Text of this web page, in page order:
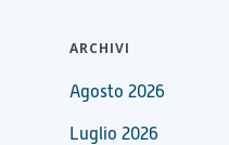
ARCHIVI
Agosto 2026
Luglio 2026